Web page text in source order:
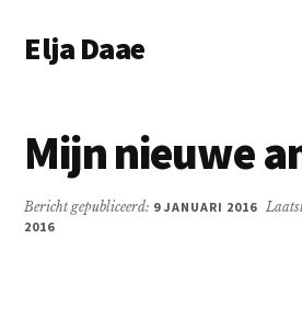
naar
naar
menu
Elja Daae
&
meer
Mijn nieuwe
Bericht gepubliceerd: 9 JANUARI 2016
2016